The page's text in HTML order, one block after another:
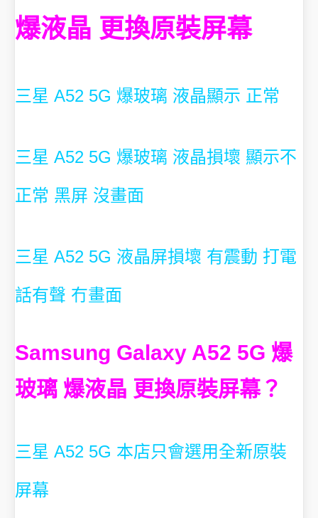
爆液晶 更換原裝屏幕
三星 A52 5G 爆玻璃 液晶顯示 正常
三星 A52 5G 爆玻璃 液晶損壞 顯示不
正常 黑屏 沒畫面
三星 A52 5G 液晶屏損壞 有震動 打電
話有聲 冇畫面
Samsung Galaxy A52 5G 爆
玻璃 爆液晶 更換原裝屏幕？
三星 A52 5G 本店只會選用全新原裝
屏幕